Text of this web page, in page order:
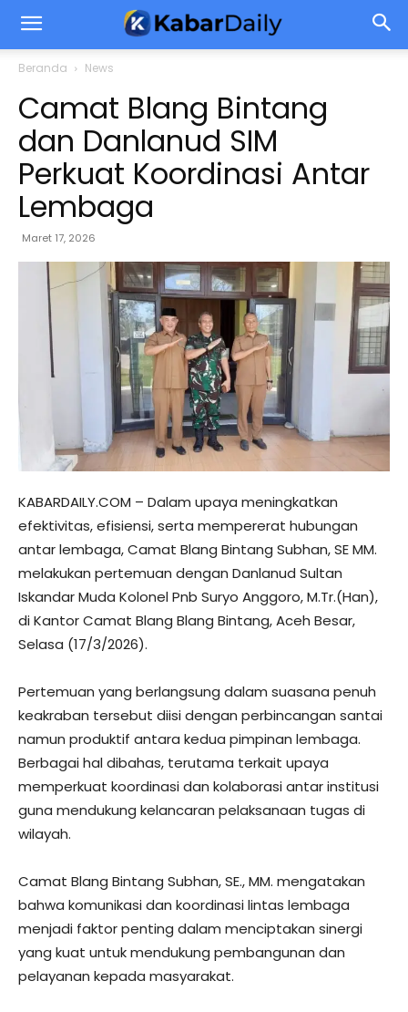
Beranda News
Camat Blang Bintang
dan Danlanud SIM
Perkuat Koordinasi Antar
Lembaga
Maret 17, 2026
KABARDAILY.COM – Dalam upaya meningkatkan
efektivitas, efisiensi, serta mempererat hubungan
antar lembaga, Camat Blang Bintang Subhan, SE MM.
melakukan pertemuan dengan Danlanud Sultan
Iskandar Muda Kolonel Pnb Suryo Anggoro, M.Tr.(Han),
di Kantor Camat Blang Blang Bintang, Aceh Besar,
Selasa (17/3/2026).
Pertemuan yang berlangsung dalam suasana penuh
keakraban tersebut diisi dengan perbincangan santai
namun produktif antara kedua pimpinan lembaga.
Berbagai hal dibahas, terutama terkait upaya
memperkuat koordinasi dan kolaborasi antar institusi
guna mendukung kelancaran pelaksanaan tugas di
wilayah.
Camat Blang Bintang Subhan, SE., MM. mengatakan
bahwa komunikasi dan koordinasi lintas lembaga
menjadi faktor penting dalam menciptakan sinergi
yang kuat untuk mendukung pembangunan dan
pelayanan kepada masyarakat.